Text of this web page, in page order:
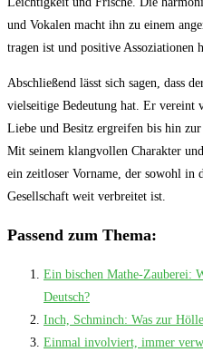
und‌ Vokalen macht ⁤ihn zu einem
tragen ist‍ und positive Assoziationen
Abschließend lässt sich sagen, dass
vielseitige‍ Bedeutung hat. Er vereint
Liebe und Besitz ergreifen bis hin
Mit seinem⁢ klangvollen Charakter
ein zeitloser Vorname, der sowohl in
Gesellschaft weit verbreitet ist.
Passend zum Thema:
Ein bischen Mathe-Zauberei:
Deutsch?
Inch, Schminch: Was zur
Einmal involviert, immer